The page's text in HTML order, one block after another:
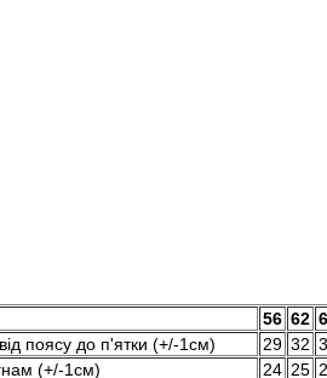
56 62
поясу до п'ятки (+/-1см)
29 32
(+/-1см)
24 25